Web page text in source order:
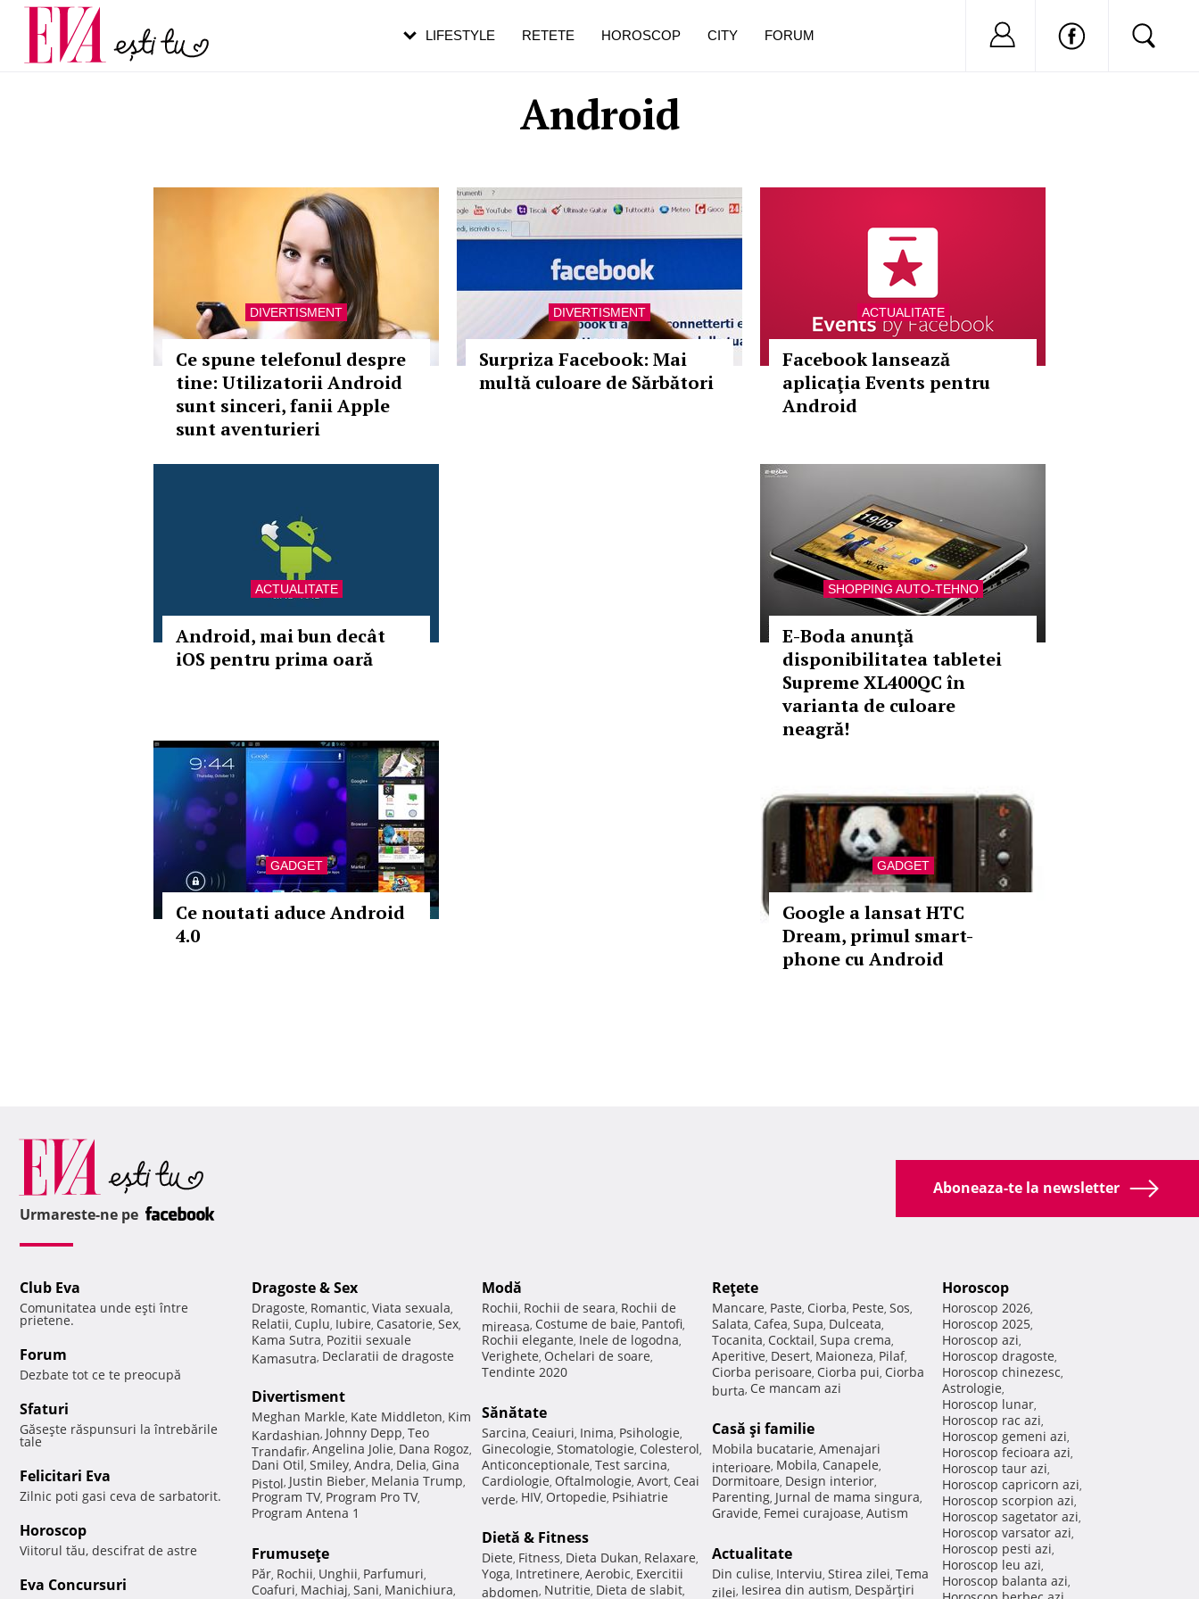
Android
DIVERTISMENT
Ce spune telefonul despre
tine: Utilizatorii Android
sunt sinceri, fanii Apple
sunt aventurieri
DIVERTISMENT
Surpriza Facebook: Mai
multă culoare de Sărbători
ACTUALITATE
Facebook lansează
aplicaţia Events pentru
Android
ACTUALITATE
Android, mai bun decât
iOS pentru prima oară
SHOPPING AUTO-TEHNO
E-Boda anunţă
disponibilitatea tabletei
Supreme XL400QC în
varianta de culoare
neagră!
GADGET
Ce noutati aduce Android
4.0
GADGET
Google a lansat HTC
Dream, primul smart-
phone cu Android
LIFESTYLE RETETE HOROSCOP CITY FORUM Nu ai cont?
Carieră
Actualitate
pe măsură ce înaintezi în vârstă
de dureroasă este investigația
Aboneaza-te la newsletter
Urmareste-ne pe
Club Eva
Comunitatea unde eşti între
prietene.
Forum
Dezbate tot ce te preocupă
Sfaturi
Găseşte răspunsuri la întrebările
tale
Felicitari Eva
Zilnic poti gasi ceva de sarbatorit.
Horoscop
Viitorul tău, descifrat de astre
Eva Concursuri
Dragoste & Sex
Dragoste, Romantic, Viata sexuala,
Relatii, Cuplu, Iubire, Casatorie, Sex,
Kama Sutra, Pozitii sexuale
Kamasutra, Declaratii de dragoste
Divertisment
Meghan Markle, Kate Middleton, Kim
Kardashian, Johnny Depp, Teo
Trandafir, Angelina Jolie, Dana Rogoz,
Dani Otil, Smiley, Andra, Delia, Gina
Pistol, Justin Bieber, Melania Trump,
Program TV, Program Pro TV,
Program Antena 1
Frumuseţe
Păr, Rochii, Unghii, Parfumuri,
Coafuri, Machiaj, Sani, Manichiura,
Modă
Rochii, Rochii de seara, Rochii de
mireasa, Costume de baie, Pantofi,
Rochii elegante, Inele de logodna,
Verighete, Ochelari de soare,
Tendinte 2020
Sănătate
Sarcina, Ceaiuri, Inima, Psihologie,
Ginecologie, Stomatologie, Colesterol,
Anticonceptionale, Test sarcina,
Cardiologie, Oftalmologie, Avort, Ceai
verde, HIV, Ortopedie, Psihiatrie
Dietă & Fitness
Diete, Fitness, Dieta Dukan, Relaxare,
Yoga, Intretinere, Aerobic, Exercitii
abdomen, Nutritie, Dieta de slabit,
Reţete
Mancare, Paste, Ciorba, Peste, Sos,
Salata, Cafea, Supa, Dulceata,
Tocanita, Cocktail, Supa crema,
Aperitive, Desert, Maioneza, Pilaf,
Ciorba perisoare, Ciorba pui, Ciorba
burta, Ce mancam azi
Casă şi familie
Mobila bucatarie, Amenajari
interioare, Mobila, Canapele,
Dormitoare, Design interior,
Parenting, Jurnal de mama singura,
Gravide, Femei curajoase, Autism
Actualitate
Din culise, Interviu, Stirea zilei, Tema
zilei, Iesirea din autism, Despărţiri
Horoscop
Horoscop 2026,
Horoscop 2025,
Horoscop azi,
Horoscop dragoste,
Horoscop chinezesc,
Astrologie,
Horoscop lunar,
Horoscop rac azi,
Horoscop gemeni azi,
Horoscop fecioara azi,
Horoscop taur azi,
Horoscop capricorn azi,
Horoscop scorpion azi,
Horoscop sagetator azi,
Horoscop varsator azi,
Horoscop pesti azi,
Horoscop leu azi,
Horoscop balanta azi,